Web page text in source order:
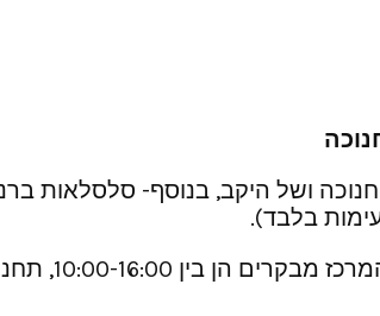
ושל היקב, בנוסף- סלסלאות
בלבד).